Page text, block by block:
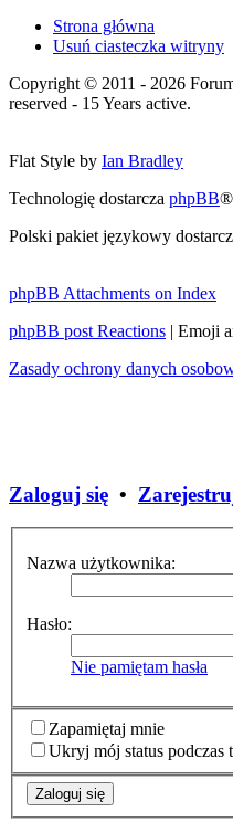
Strona główna
Usuń ciasteczka witryny
Copyright © 2011 - 2026
reserved - 15 Years active.
Flat Style by Ian Bradley
Technologię dostarcza phpBB®
Polski pakiet językowy
phpBB Attachments on Index
phpBB post Reactions | Emoji
Zasady ochrony danych
Zaloguj się •
Nazwa użytkownika:
Hasło:
Nie pamiętam hasła
Zapamiętaj mnie
Ukryj mój status podczas